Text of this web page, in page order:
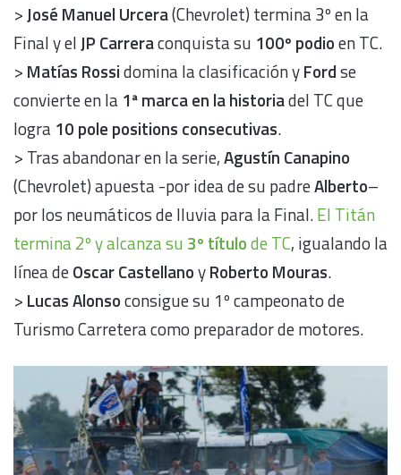
>José Manuel Urcera(Chevrolet) termina 3º en la
Final y elJP Carreraconquista su 100º podioen TC.
> Matías Rossidomina la clasificación yFordse
convierte en la 1ª marca en la historiadel TC que
logra 10 pole positions consecutivas.
> Tras abandonar en la serie,Agustín Canapino
(Chevrolet) apuesta -por idea de su padreAlberto–
por los neumáticos de lluvia para la Final.El Titán
termina 2º y alcanza su 3º títulode TC, igualando la
línea deOscar CastellanoyRoberto Mouras.
> Lucas Alonsoconsigue su 1º campeonato de
Turismo Carretera como preparador de motores.